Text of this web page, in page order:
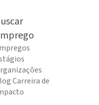
Carreira de